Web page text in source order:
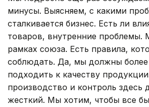
минусы. Выясняем, с какими
сталкивается бизнес. Есть ли
товаров, внутренние проблемы.
рамках союза. Есть правила,
соблюдать. Да, мы должны более
подходить к качеству
производство и контроль здесь
жесткий. Мы хотим, чтобы все